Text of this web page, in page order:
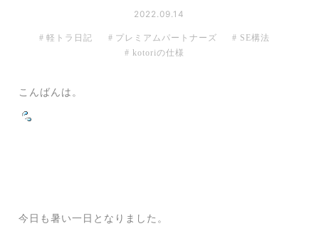
2022.09.14
軽トラ日記 プレミアムパートナーズ
SE構法
kotoriの仕様
こんばんは。
今日も暑い一日となりました。